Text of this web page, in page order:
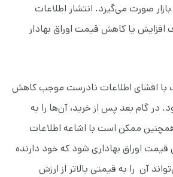
بازار صورت می‌گیرد. انتشار اطلاعات
یا کاهش قیمت اوراق بهادار
افشای اطلاعات نادرست موجب کاهش
در گام بعد پس از خرید، آن‌ها را به
ممکن است با اشاعه اطلاعات
اوراق بهاداری شود که خود دارنده
آن را به قیمتی بالاتر از ارزش